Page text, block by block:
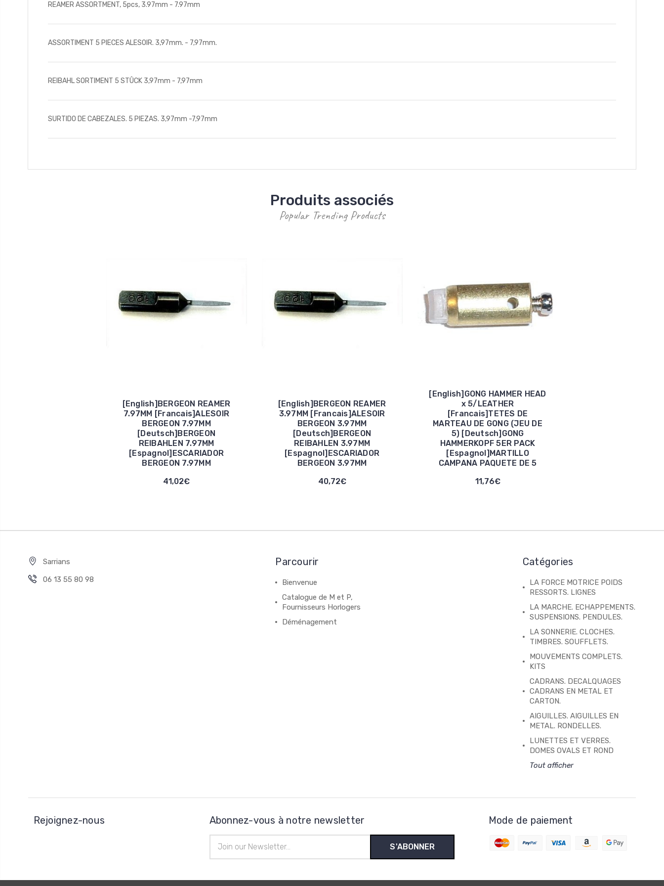
REAMER ASSORTMENT, 5pcs, 3.97mm - 7.97mm
ASSORTIMENT 5 PIECES ALESOIR. 3,97mm. - 7,97mm.
REIBAHL SORTIMENT 5 STÛCK 3,97mm - 7,97mm
SURTIDO DE CABEZALES. 5 PIEZAS. 3,97mm -7,97mm
Produits associés
Popular Trending Products
[English]BERGEON REAMER
7.97MM [Francais]ALESOIR
BERGEON 7.97MM
[Deutsch]BERGEON
REIBAHLEN 7.97MM
[Espagnol]ESCARIADOR
BERGEON 7.97MM
41,02€
[English]BERGEON REAMER
3.97MM [Francais]ALESOIR
BERGEON 3.97MM
[Deutsch]BERGEON
REIBAHLEN 3.97MM
[Espagnol]ESCARIADOR
BERGEON 3.97MM
40,72€
[English]GONG HAMMER HEAD
x 5/LEATHER
[Francais]TETES DE
MARTEAU DE GONG (JEU DE
5) [Deutsch]GONG
HAMMERKOPF 5ER PACK
[Espagnol]MARTILLO
CAMPANA PAQUETE DE 5
11,76€
Sarrians
06 13 55 80 98
Parcourir
Bienvenue
Catalogue de M et P,
Fournisseurs Horlogers
Déménagement
Catégories
LA FORCE MOTRICE POIDS
RESSORTS. LIGNES
LA MARCHE. ECHAPPEMENTS.
SUSPENSIONS. PENDULES.
LA SONNERIE. CLOCHES.
TIMBRES. SOUFFLETS.
MOUVEMENTS COMPLETS.
KITS
CADRANS. DECALQUAGES
CADRANS EN METAL ET
CARTON.
AIGUILLES. AIGUILLES EN
METAL. RONDELLES.
LUNETTES ET VERRES.
DOMES OVALS ET ROND
Tout afficher
Rejoignez-nous Abonnez-vous à notre newsletter
mail
Mode de paiement